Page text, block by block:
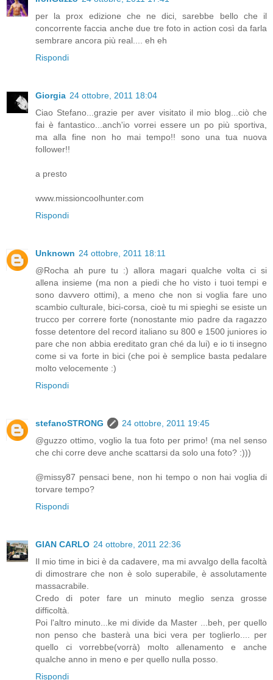
per la prox edizione che ne dici, sarebbe bello che il
concorrente faccia anche due tre foto in action così da farla
sembrare ancora più real.... eh eh
Rispondi
Giorgia 24 ottobre, 2011 18:04
Ciao Stefano...grazie per aver visitato il mio blog...ciò che
fai è fantastico...anch'io vorrei essere un po più sportiva,
ma alla fine non ho mai tempo!! sono una tua nuova
follower!!
a presto
www.missioncoolhunter.com
Rispondi
Unknown 24 ottobre, 2011 18:11
@Rocha ah pure tu :) allora magari qualche volta ci si
allena insieme (ma non a piedi che ho visto i tuoi tempi e
sono davvero ottimi), a meno che non si voglia fare uno
scambio culturale, bici-corsa, cioè tu mi spieghi se esiste un
trucco per correre forte (nonostante mio padre da ragazzo
fosse detentore del record italiano su 800 e 1500 juniores io
pare che non abbia ereditato gran ché da lui) e io ti insegno
come si va forte in bici (che poi è semplice basta pedalare
molto velocemente :)
Rispondi
stefanoSTRONG
24 ottobre, 2011 19:45
@guzzo ottimo, voglio la tua foto per primo! (ma nel senso
che chi corre deve anche scattarsi da solo una foto? :)))
@missy87 pensaci bene, non hi tempo o non hai voglia di
torvare tempo?
Rispondi
GIAN CARLO 24 ottobre, 2011 22:36
Il mio time in bici è da cadavere, ma mi avvalgo della facoltà
di dimostrare che non è solo superabile, è assolutamente
massacrabile.
Credo di poter fare un minuto meglio senza grosse
difficoltà.
Poi l'altro minuto...ke mi divide da Master ...beh, per quello
non penso che basterà una bici vera per toglierlo.... per
quello ci vorrebbe(vorrà) molto allenamento e anche
qualche anno in meno e per quello nulla posso.
Rispondi